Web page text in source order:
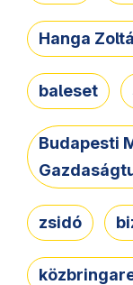
Hanga
baleset
Budapesti
zsidó